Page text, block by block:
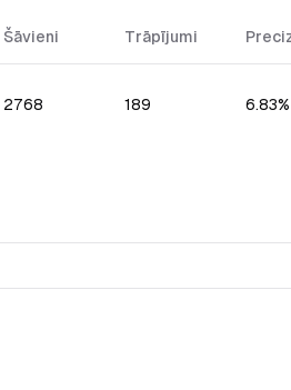
Šāvieni Trāpījumi
2768 189 6.83%